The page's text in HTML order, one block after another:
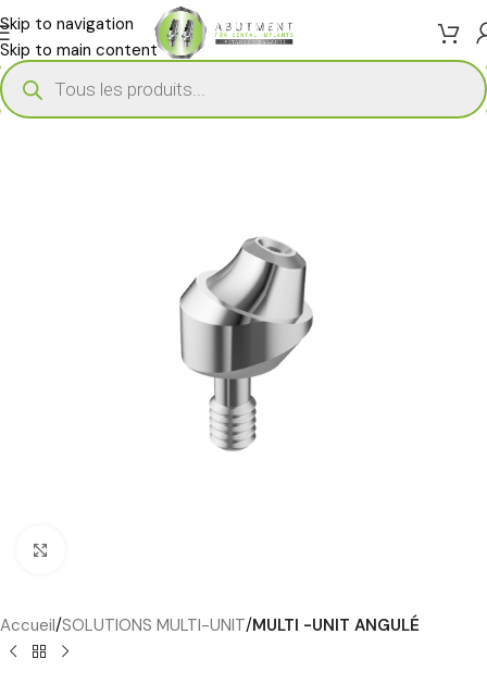
Skip to navigation
Skip to main content
Accueil SOLUTIONS MULTI-UNIT MULTI -UNIT ANGULÉ